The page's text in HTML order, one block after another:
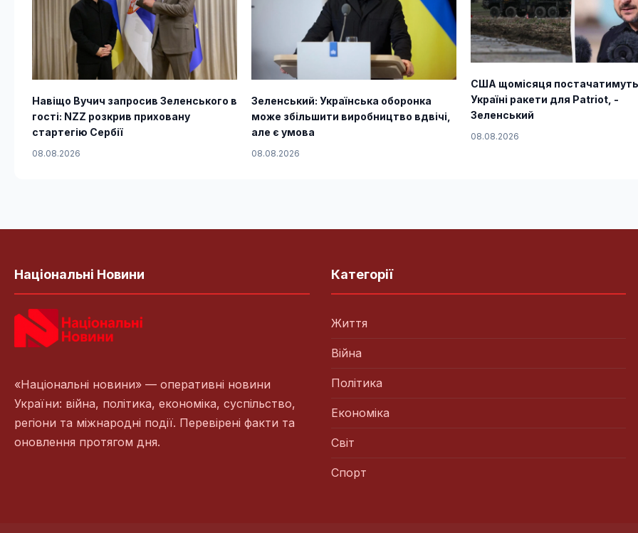
Навіщо Вучич запросив Зеленського в
гості: NZZ розкрив приховану
стартегію Сербії
08.08.2026
Зеленський: Українська оборонка
може збільшити виробництво вдвічі,
але є умова
08.08.2026
США щомісяця постачатимуть
Україні ракети для Patriot, -
Зеленський
08.08.2026
Національні Новини
«Національні новини» — оперативні новини
України: війна, політика, економіка, суспільство,
регіони та міжнародні події. Перевірені факти та
оновлення протягом дня.
Категорії
Життя
Війна
Політика
Економіка
Світ
Спорт